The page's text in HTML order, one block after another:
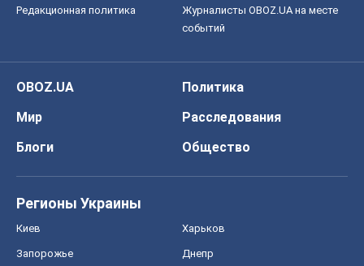
Редакционная политика
Журналисты OBOZ.UA на месте
событий
OBOZ.UA
Политика
Мир
Расследования
Блоги
Общество
Регионы Украины
Киев Харьков
Запорожье Днепр